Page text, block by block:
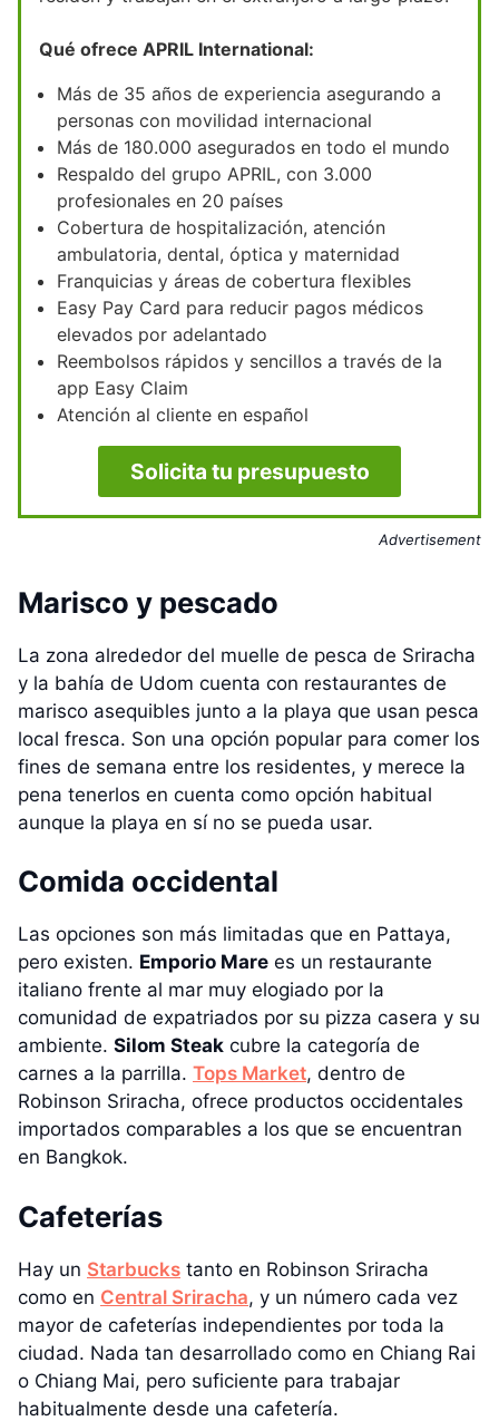
Qué ofrece APRIL International:
Más de 35 años de experiencia asegurando a
personas con movilidad internacional
Más de 180.000 asegurados en todo el mundo
Respaldo del grupo APRIL, con 3.000
profesionales en 20 países
Cobertura de hospitalización, atención
ambulatoria, dental, óptica y maternidad
Franquicias y áreas de cobertura flexibles
Easy Pay Card para reducir pagos médicos
elevados por adelantado
Reembolsos rápidos y sencillos a través de la
app Easy Claim
Atención al cliente en español
Solicita tu presupuesto
Advertisement
Marisco y pescado
La zona alrededor del muelle de pesca de Sriracha
y la bahía de Udom cuenta con restaurantes de
marisco asequibles junto a la playa que usan pesca
local fresca. Son una opción popular para comer los
fines de semana entre los residentes, y merece la
pena tenerlos en cuenta como opción habitual
aunque la playa en sí no se pueda usar.
Comida occidental
Las opciones son más limitadas que en Pattaya,
pero existen. Emporio Mare es un restaurante
italiano frente al mar muy elogiado por la
comunidad de expatriados por su pizza casera y su
ambiente. Silom Steak cubre la categoría de
carnes a la parrilla. Tops Market, dentro de
Robinson Sriracha, ofrece productos occidentales
importados comparables a los que se encuentran
en Bangkok.
Cafeterías
Hay un Starbucks tanto en Robinson Sriracha
como en Central Sriracha, y un número cada vez
mayor de cafeterías independientes por toda la
ciudad. Nada tan desarrollado como en Chiang Rai
o Chiang Mai, pero suficiente para trabajar
habitualmente desde una cafetería.